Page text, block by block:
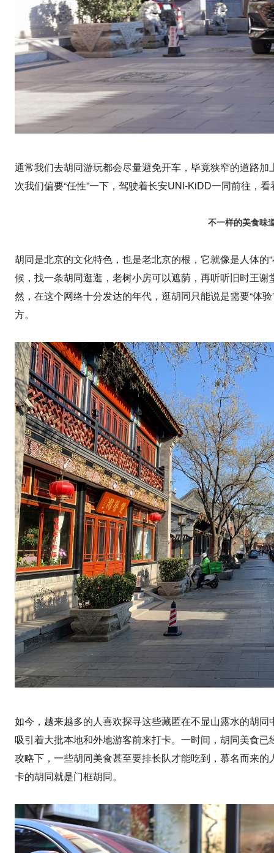
通常我们去胡同游玩都会尽量避免开车，毕竟狭窄的道路
次我们偏要“任性”一下，驾驶着长安UNI-KiDD一同前往，
不一样的美食
胡同是北京的文化特色，也是老北京的根，它就像是人体的
候，找一条胡同逛逛，老树小房可以遮荫，再听听旧时王
然，在这个网络十分发达的年代，逛胡同只能说是需要“体
方。
如今，越来越多的人喜欢探寻这些藏匿在不显山露水的胡
吸引着大批本地和外地游客前来打卡。一时间，胡同美食
攻略下，一些胡同美食甚至要排长队才能吃到，慕名而来
卡的胡同就是门框胡同。